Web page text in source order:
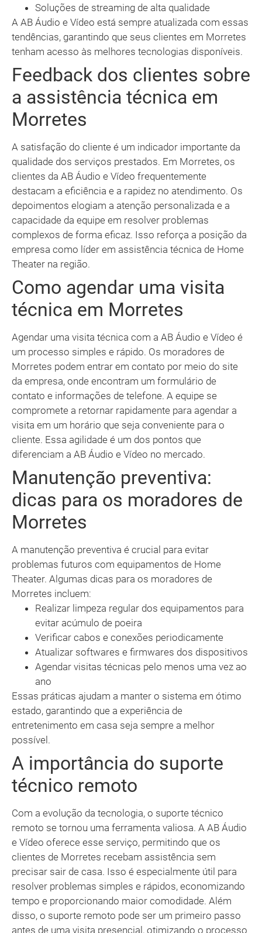
Soluções de streaming de alta qualidade
A AB Áudio e Vídeo está sempre atualizada com essas
tendências, garantindo que seus clientes em Morretes
tenham acesso às melhores tecnologias disponíveis.
Feedback dos clientes sobre
a assistência técnica em
Morretes
A satisfação do cliente é um indicador importante da
qualidade dos serviços prestados. Em Morretes, os
clientes da AB Áudio e Vídeo frequentemente
destacam a eficiência e a rapidez no atendimento. Os
depoimentos elogiam a atenção personalizada e a
capacidade da equipe em resolver problemas
complexos de forma eficaz. Isso reforça a posição da
empresa como líder em assistência técnica de Home
Theater na região.
Como agendar uma visita
técnica em Morretes
Agendar uma visita técnica com a AB Áudio e Vídeo é
um processo simples e rápido. Os moradores de
Morretes podem entrar em contato por meio do site
da empresa, onde encontram um formulário de
contato e informações de telefone. A equipe se
compromete a retornar rapidamente para agendar a
visita em um horário que seja conveniente para o
cliente. Essa agilidade é um dos pontos que
diferenciam a AB Áudio e Vídeo no mercado.
Manutenção preventiva:
dicas para os moradores de
Morretes
A manutenção preventiva é crucial para evitar
problemas futuros com equipamentos de Home
Theater. Algumas dicas para os moradores de
Morretes incluem:
Realizar limpeza regular dos equipamentos para
evitar acúmulo de poeira
Verificar cabos e conexões periodicamente
Atualizar softwares e firmwares dos dispositivos
Agendar visitas técnicas pelo menos uma vez ao
ano
Essas práticas ajudam a manter o sistema em ótimo
estado, garantindo que a experiência de
entretenimento em casa seja sempre a melhor
possível.
A importância do suporte
técnico remoto
Com a evolução da tecnologia, o suporte técnico
remoto se tornou uma ferramenta valiosa. A AB Áudio
e Vídeo oferece esse serviço, permitindo que os
clientes de Morretes recebam assistência sem
precisar sair de casa. Isso é especialmente útil para
resolver problemas simples e rápidos, economizando
tempo e proporcionando maior comodidade. Além
disso, o suporte remoto pode ser um primeiro passo
antes de uma visita presencial, otimizando o processo